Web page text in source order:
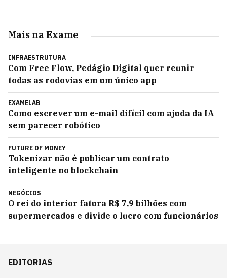
Mais na Exame
INFRAESTRUTURA
Com Free Flow, Pedágio Digital quer reunir
todas as rodovias em um único app
EXAMELAB
Como escrever um e-mail difícil com ajuda da IA
sem parecer robótico
FUTURE OF MONEY
Tokenizar não é publicar um contrato
inteligente no blockchain
NEGÓCIOS
O rei do interior fatura R$ 7,9 bilhões com
supermercados e divide o lucro com funcionários
EDITORIAS